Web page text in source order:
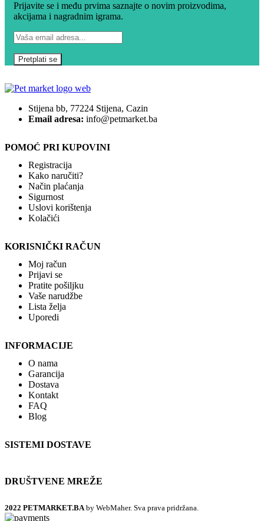
Prijavite se i među prvima saznajte o novim proizvodima,
akcijama i nagradnim igrama.
Stijena bb, 77224 Stijena, Cazin
Email adresa: info@petmarket.ba
POMOĆ PRI KUPOVINI
Registracija
Kako naručiti?
Način plaćanja
Sigurnost
Uslovi korištenja
Kolačići
KORISNIČKI RAČUN
Moj račun
Prijavi se
Pratite pošiljku
Vaše narudžbe
Lista želja
Uporedi
INFORMACIJE
O nama
Garancija
Dostava
Kontakt
FAQ
Blog
SISTEMI DOSTAVE
DRUŠTVENE MREŽE
2022 PETMARKET.BAby WebMaher. Sva prava pridržana.